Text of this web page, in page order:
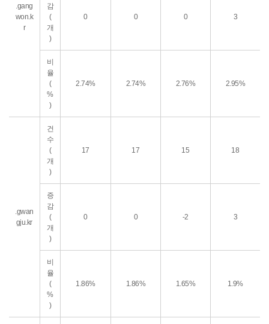
.gang
won.k
r
감
(
개
)
0 0 0 3
비
율
(
%
)
2.74% 2.74% 2.76% 2.95%
.gwan
gju.kr
건
수
(
개
)
17 17 15 18
증
감
(
개
)
0 0 -2 3
비
율
(
%
)
1.86% 1.86% 1.65% 1.9%